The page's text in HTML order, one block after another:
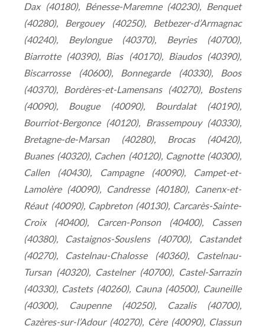
Dax (40180), Bénesse-Maremne (40230), Benquet
(40280), Bergouey (40250), Betbezer-d’Armagnac
(40240), Beylongue (40370), Beyries (40700),
Biarrotte (40390), Bias (40170), Biaudos (40390),
Biscarrosse (40600), Bonnegarde (40330), Boos
(40370), Bordères-et-Lamensans (40270), Bostens
(40090), Bougue (40090), Bourdalat (40190),
Bourriot-Bergonce (40120), Brassempouy (40330),
Bretagne-de-Marsan (40280), Brocas (40420),
Buanes (40320), Cachen (40120), Cagnotte (40300),
Callen (40430), Campagne (40090), Campet-et-
Lamolère (40090), Candresse (40180), Canenx-et-
Réaut (40090), Capbreton (40130), Carcarès-Sainte-
Croix (40400), Carcen-Ponson (40400), Cassen
(40380), Castaignos-Souslens (40700), Castandet
(40270), Castelnau-Chalosse (40360), Castelnau-
Tursan (40320), Castelner (40700), Castel-Sarrazin
(40330), Castets (40260), Cauna (40500), Cauneille
(40300), Caupenne (40250), Cazalis (40700),
Cazères-sur-l’Adour (40270), Cère (40090), Classun